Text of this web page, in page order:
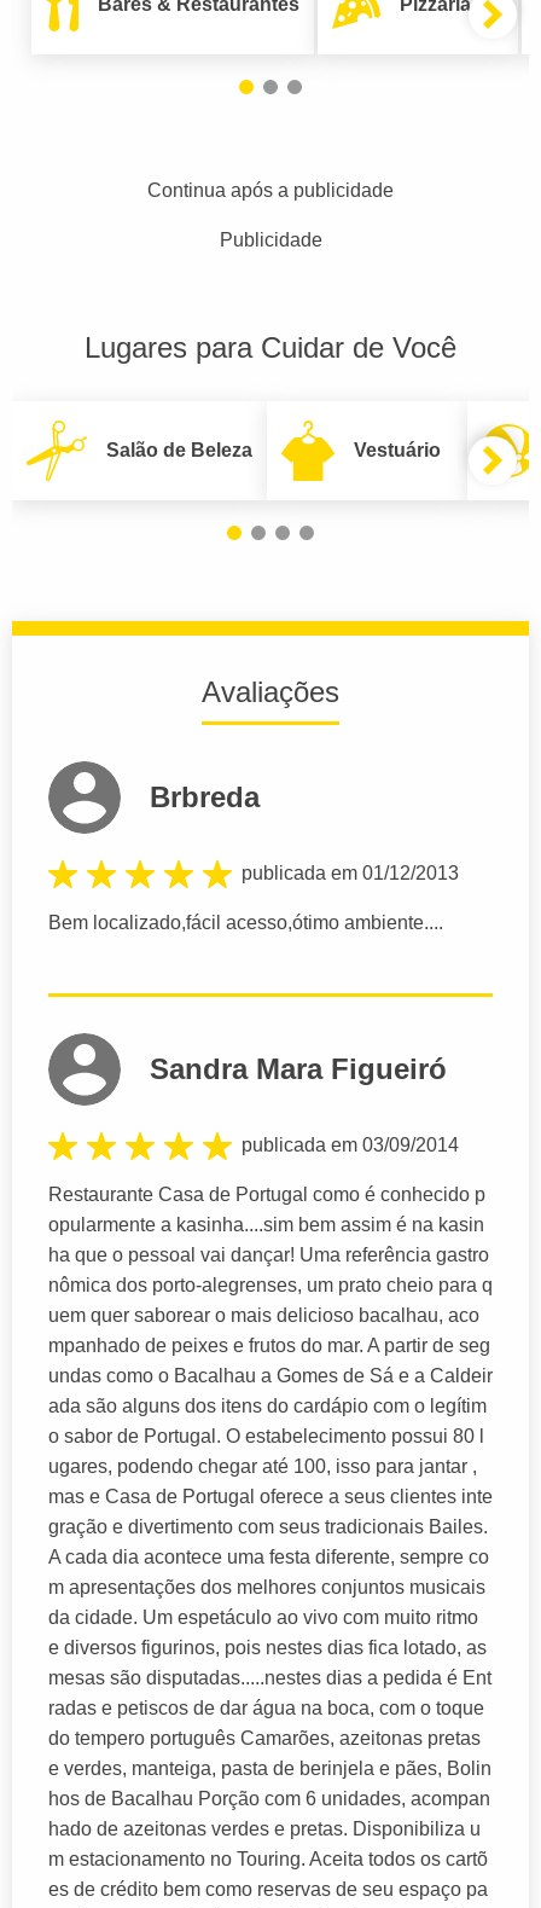
Continua após a publicidade
Publicidade
Lugares para Cuidar de Você
Salão de Beleza Vestuário
Avaliações
Brbreda
publicada em 01/12/2013
Bem localizado,fácil acesso,ótimo ambiente....
Sandra Mara Figueiró
publicada em 03/09/2014
Restaurante Casa de Portugal como é conhecido p
opularmente a kasinha....sim bem assim é na kasin
ha que o pessoal vai dançar! Uma referência gastro
nômica dos porto-alegrenses, um prato cheio para q
uem quer saborear o mais delicioso bacalhau, aco
mpanhado de peixes e frutos do mar. A partir de seg
undas como o Bacalhau a Gomes de Sá e a Caldeir
ada são alguns dos itens do cardápio com o legítim
o sabor de Portugal. O estabelecimento possui 80 l
ugares, podendo chegar até 100, isso para jantar ,
mas e Casa de Portugal oferece a seus clientes inte
gração e divertimento com seus tradicionais Bailes.
A cada dia acontece uma festa diferente, sempre co
m apresentações dos melhores conjuntos musicais
da cidade. Um espetáculo ao vivo com muito ritmo
e diversos figurinos, pois nestes dias fica lotado, as
mesas são disputadas.....nestes dias a pedida é Ent
radas e petiscos de dar água na boca, com o toque
do tempero português Camarões, azeitonas pretas
e verdes, manteiga, pasta de berinjela e pães, Bolin
hos de Bacalhau Porção com 6 unidades, acompan
hado de azeitonas verdes e pretas. Disponibiliza u
m estacionamento no Touring. Aceita todos os cartõ
es de crédito bem como reservas de seu espaço pa